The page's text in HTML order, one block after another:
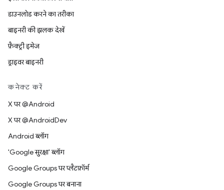
डाउनलोड करने का तरीका
बाइनरी की झलक देखें
फ़ैक्ट्री इमेज
ड्राइवर बाइनरी
कनेक्ट करें
X पर @Android
X पर @AndroidDev
Android ब्लॉग
'Google सुरक्षा' ब्लॉग
Google Groups पर प्लैटफ़ॉर्म
Google Groups पर बनाना